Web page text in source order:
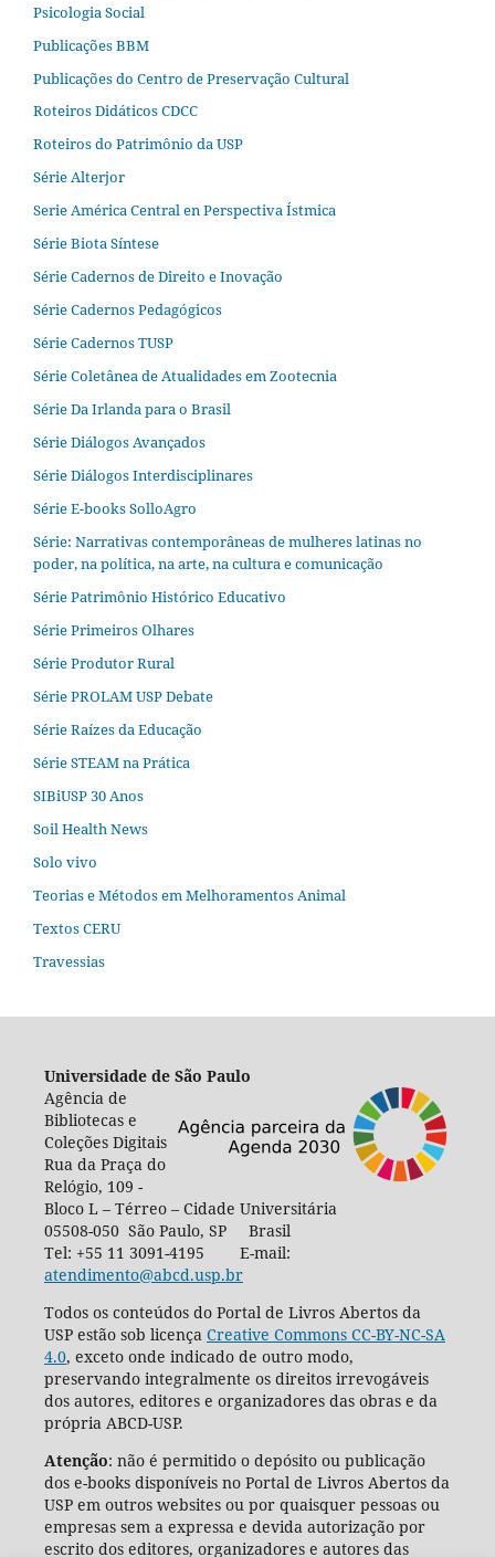
Psicologia Social
Publicações BBM
Publicações do Centro de Preservação Cultural
Roteiros Didáticos CDCC
Roteiros do Patrimônio da USP
Série Alterjor
Serie América Central en Perspectiva Ístmica
Série Biota Síntese
Série Cadernos de Direito e Inovação
Série Cadernos Pedagógicos
Série Cadernos TUSP
Série Coletânea de Atualidades em Zootecnia
Série Da Irlanda para o Brasil
Série Diálogos Avançados
Série Diálogos Interdisciplinares
Série E-books SolloAgro
Série: Narrativas contemporâneas de mulheres latinas no
poder, na política, na arte, na cultura e comunicação
Série Patrimônio Histórico Educativo
Série Primeiros Olhares
Série Produtor Rural
Série PROLAM USP Debate
Série Raízes da Educação
Série STEAM na Prática
SIBiUSP 30 Anos
Soil Health News
Solo vivo
Teorias e Métodos em Melhoramentos Animal
Textos CERU
Travessias
Universidade de São Paulo
Agência de
Bibliotecas e
Coleções Digitais
Rua da Praça do
Relógio, 109 -
Bloco L – Térreo – Cidade Universitária
05508-050 São Paulo, SP Brasil
Tel: +55 11 3091-4195 E-mail:
atendimento@abcd.usp.br
Todos os conteúdos do Portal de Livros Abertos da
USP estão sob licença Creative Commons CC-BY-NC-SA
4.0, exceto onde indicado de outro modo,
preservando integralmente os direitos irrevogáveis
dos autores, editores e organizadores das obras e da
própria ABCD-USP.
Atenção: não é permitido o depósito ou publicação
dos e-books disponíveis no Portal de Livros Abertos da
USP em outros websites ou por quaisquer pessoas ou
empresas sem a expressa e devida autorização por
escrito dos editores, organizadores e autores das